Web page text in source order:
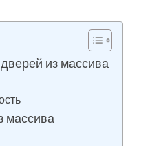
из массива
массива